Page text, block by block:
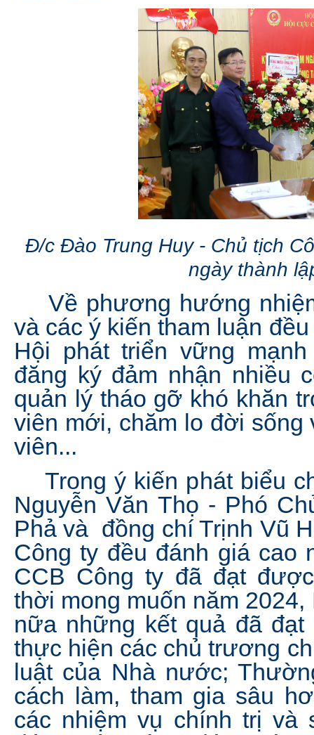
Đ/c Đào Trung Huy - Chủ tịch
ngày thành
Về phương hướng
và các ý kiến tham luận
Hội phát triển vững
đăng ký đảm nhận nhiều
quản lý tháo gỡ khó khăn
viên mới, chăm lo đời sống
viên...
Trong ý kiến phát biểu
Nguyễn Văn Thọ - Phó
Phả và đồng chí Trịnh Vũ
Công ty đều đánh giá cao
CCB Công ty đã đạt
thời mong muốn năm
nữa những kết quả đã
thực hiện các chủ trương
luật của Nhà nước;
cách làm, tham gia sâu
các nhiệm vụ chính trị và